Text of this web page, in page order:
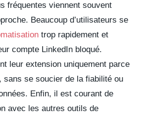
fréquentes viennent souvent
. Beaucoup d’utilisateursse
trop rapidement et
compte LinkedIn bloqué.
leur extension uniquement parce
, sans se soucier de la fiabilité ou
Enfin, il est courant de
avec les autres outils de